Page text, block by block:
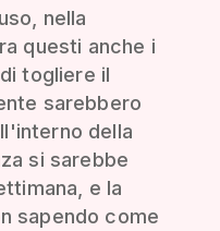
nella
questi anche i
togliere il
sarebbero
della
si sarebbe
e la
sapendo come